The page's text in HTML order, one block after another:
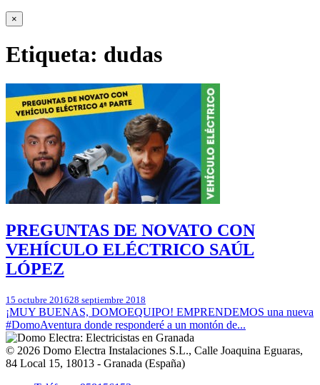
×
Etiqueta: dudas
PREGUNTAS DE NOVATO CON
VEHÍCULO ELÉCTRICO SAÚL
LÓPEZ
15 octubre 201628 septiembre 2018
¡MUY BUENAS, DOMOEQUIPO! EMPRENDEMOS una nueva
#DomoAventura donde responderé a un montón de...
© 2026 Domo Electra Instalaciones S.L., Calle Joaquina Eguaras,
84 Local 15, 18013 - Granada (España)